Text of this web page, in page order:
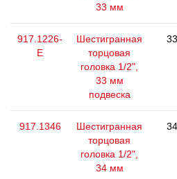
33 мм
917.1226-
E
Шестигранная
торцовая
головка 1/2",
33 мм
подвеска
917.1346
Шестигранная
торцовая
головка 1/2",
34 мм